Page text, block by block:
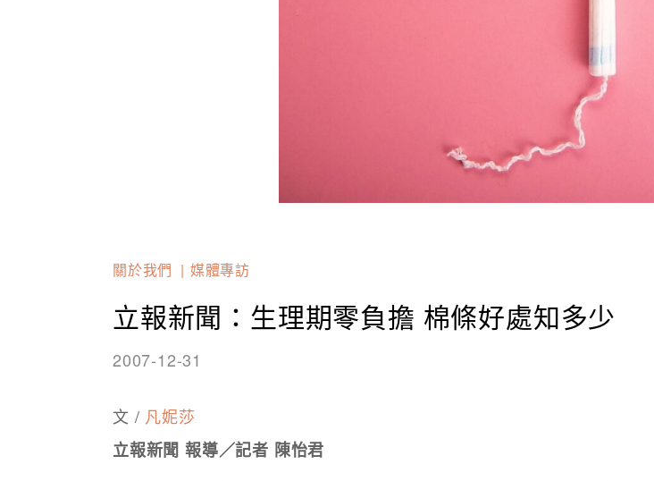
關於我們 媒體專訪
立報新聞：生理期零負擔 棉條好處知多少
2007-12-31
文 / 凡妮莎
立報新聞 報導／記者 陳怡君